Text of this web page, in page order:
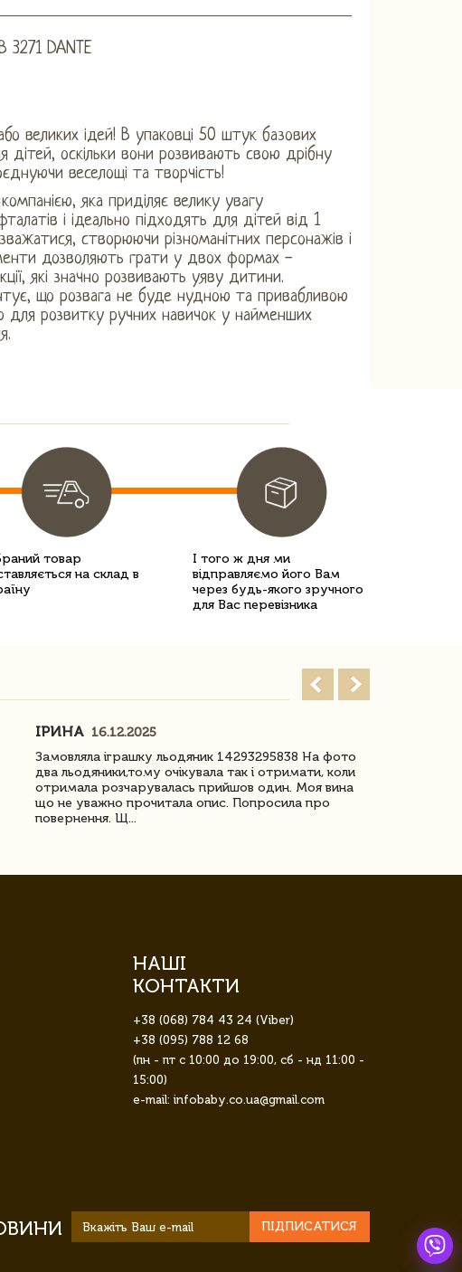
DANTE
великих ідей! В упаковці 50 штук базових
дітей, оскільки вони розвивають свою дрібну
веселощі та творчість!
яка приділяє велику увагу
і ідеально підходять для дітей від 1
створюючи різноманітних персонажів і
дозволяють грати у двох формах -
які значно розвивають уяву дитини.
що розвага не буде нудною та привабливою
для розвитку ручних навичок у найменших
товар
на склад в
І того ж дня ми
відправляємо його Вам
через будь-якого зручного
для Вас перевізника
ІРИНА 16.12.2025
Замовляла іграшку льодяник 14293295838 На фото
два льодяники,тому очікувала так і отримати, коли
отримала розчарувалась прийшов один. Моя вина
що не уважно прочитала опис. Попросила про
повернення. Щ...
НАШІ
КОНТАКТИ
+38 (068) 784 43 24 (Viber)
+38 (095) 788 12 68
(пн - пт с 10:00 до 19:00, сб - нд 11:00 -
15:00)
e-mail: infobaby.co.ua@gmail.com
ПІДПИСАТИСЯ